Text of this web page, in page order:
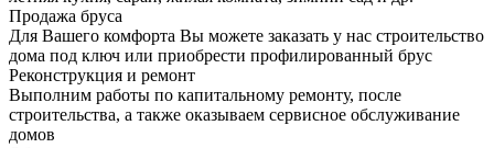
Продажа бруса
Для Вашего комфорта Вы можете заказать у нас строительство
дома под ключ или приобрести профилированный брус
Реконструкция и ремонт
Выполним работы по капитальному ремонту, после
строительства, а также оказываем сервисное обслуживание
домов